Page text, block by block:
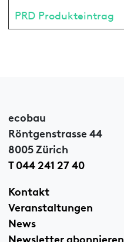
PRD Produkteintrag
ecobau
Röntgenstrasse 44
8005 Zürich
T 044 241 27 40
Kontakt
Veranstaltungen
News
Newsletter abonnieren